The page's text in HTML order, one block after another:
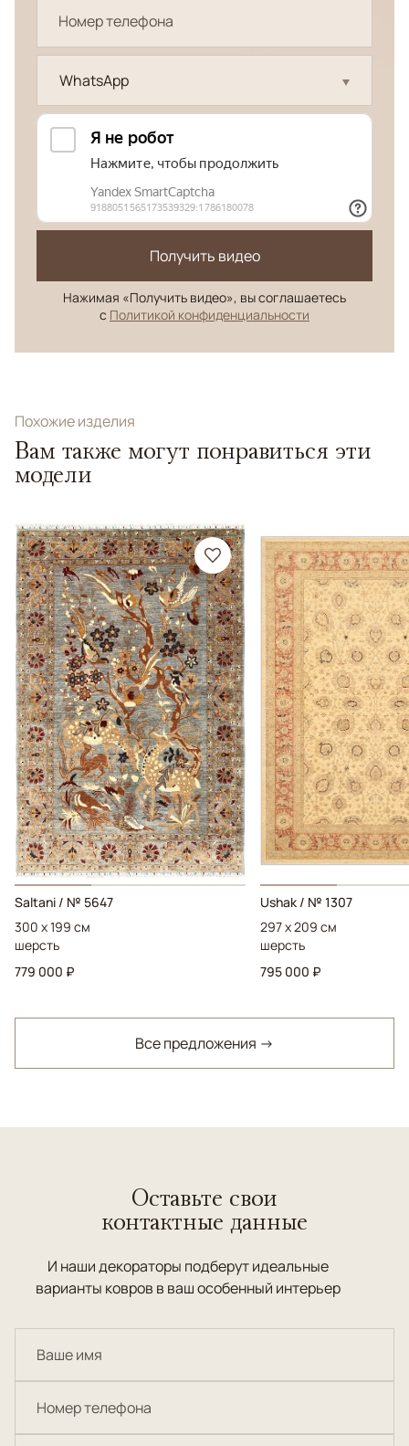
WhatsApp
Получить видео
Нажимая «Получить видео», вы соглашаетесь
с Политикой конфиденциальности
Похожие изделия
Вам также могут понравиться эти
модели
Saltani / № 5647
300 x 199 см
шерсть
779 000 ₽
Ushak / № 1307
297 x 209 см
шерсть
795 000 ₽
Все предложения →
Оставьте свои
контактные данные
И наши декораторы подберут идеальные
варианты ковров в ваш особенный интерьер